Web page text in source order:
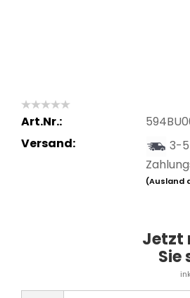
Art.Nr.:
Versand:
3-
(Ausland
Jetzt
Sie